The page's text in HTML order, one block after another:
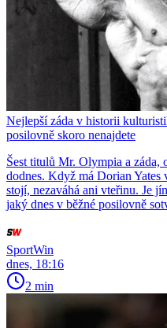
Nejlepší záda v historii
posilovně skoro nenajdete
Šest titulů Mr. Olympia a
dodnes. Když má Dorian
stojí, nezaváhá ani vteřinu. Je
jaký dnes v běžné posilovně
SportWin
dnes, 18:16
2 min